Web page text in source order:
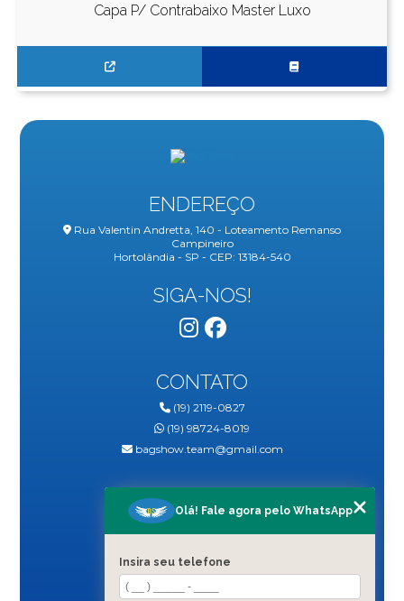
Capa P/ Contrabaixo Master Luxo
ENDEREÇO
Rua Valentin Andretta, 140 - Loteamento Remanso
Campineiro
Hortolândia - SP - CEP: 13184-540
SIGA-NOS!
CONTATO
(19) 2119-0827
(19) 98724-8019
bagshow.team@gmail.com
MENU
BLOG
PRODUTOS
CONTATO
Olá! Fale agora pelo WhatsApp
Insira seu telefone